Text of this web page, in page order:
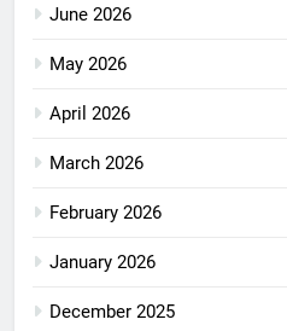
June 2026
May 2026
April 2026
March 2026
February 2026
January 2026
December 2025